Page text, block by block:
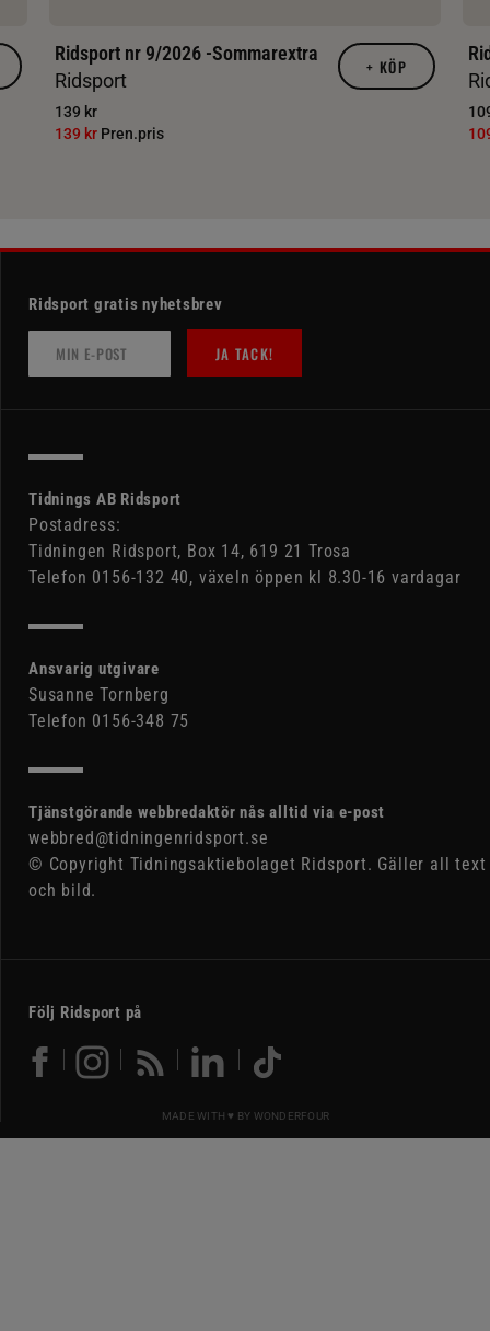
Ridsport nr 9/2026 -Sommarextra
Ridsport
139 kr
139 kr Pren.pris
+ KÖP
Ridsport gratis nyhetsbrev
JA TACK!
Tidnings AB Ridsport
Postadress:
Tidningen Ridsport, Box 14, 619 21 Trosa
Telefon 0156-132 40, växeln öppen kl 8.30-16 vardagar
Ansvarig utgivare
Susanne Tornberg
Telefon 0156-348 75
Tjänstgörande webbredaktör nås alltid via e-post
webbred@tidningenridsport.se
© Copyright Tidningsaktiebolaget Ridsport. Gäller all text
och bild.
Följ Ridsport på
MADE WITH ♥ BY WONDERFOUR